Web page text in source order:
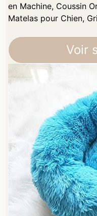
en Machine, Coussin
Matelas pour Chien,
Voir